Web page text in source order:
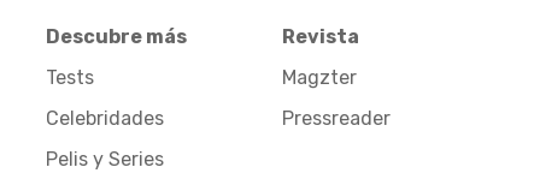
Descubre más
Tests
Celebridades
Pelis y Series
Revista
Magzter
Pressreader